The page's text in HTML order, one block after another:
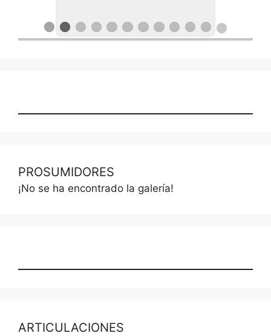
PROSUMIDORES
¡No se ha encontrado la galería!
ARTICULACIONES